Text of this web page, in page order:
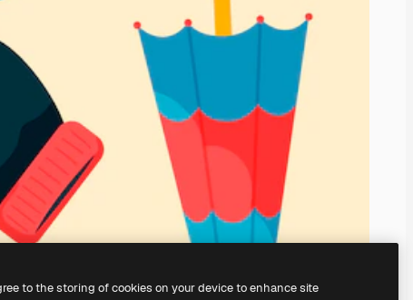
to the storing of cookies on your device to enhance site